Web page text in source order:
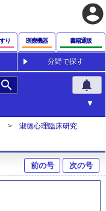
account_circle
り 医療機器 書籍通販
分野で探す
search notifications
淑徳心理臨床研究
前の号 次の号